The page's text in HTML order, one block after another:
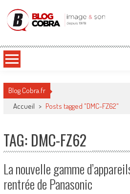
Blog Cobra
Blog Cobra.fr
Accueil > Posts tagged "DMC-FZ62"
TAG: DMC-FZ62
La nouvelle gamme
rentrée de Panasonic